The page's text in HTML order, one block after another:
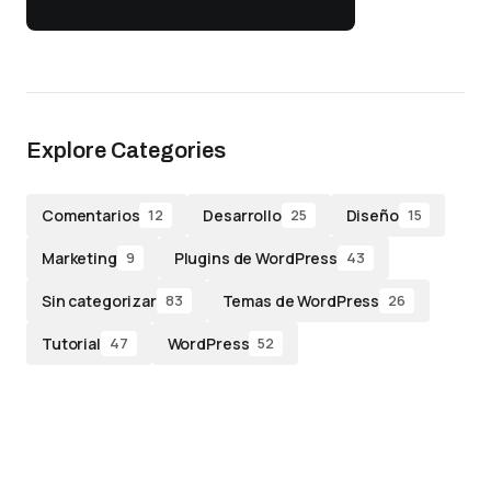
Explore Categories
Comentarios 12 Desarrollo 25 Diseño 15
Marketing 9 Plugins de WordPress 43
Sin categorizar 83 Temas de WordPress 26
Tutorial 47 WordPress 52